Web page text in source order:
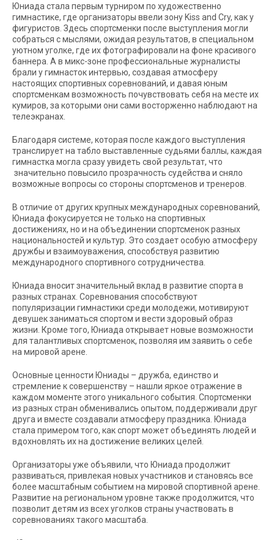
Юниада стала первым турниром по художественно
гимнастике, где организаторы ввели зону Kiss and Сry, как у
фигуристов. Здесь спортсменки после выступления могли
собраться с мыслями, ожидая результатов, в специальном
уютном уголке, где их фотографировали на фоне красивого
баннера. А в микс-зоне профессиональные журналисты
брали у гимнасток интервью, создавая атмосферу
настоящих спортивных соревнований, и давая юным
спортсменкам возможность почувствовать себя на месте их
кумиров, за которыми они сами восторженно наблюдают на
телеэкранах.
Благодаря системе, которая после каждого выступления
транслирует на табло выставленные судьями баллы, каждая
гимнастка могла сразу увидеть свой результат, что
значительно повысило прозрачность судейства и сняло
возможные вопросы со стороны спортсменов и тренеров.
В отличие от других крупных международных соревнований,
Юниада фокусируется не только на спортивных
достижениях, но и на объединении спортсменок разных
национальностей и культур. Это создает особую атмосферу
дружбы и взаимоуважения, способствуя развитию
международного спортивного сотрудничества.
Юниада вносит значительный вклад в развитие спорта в
разных странах. Соревнования способствуют
популяризации гимнастики среди молодежи, мотивируют
девушек заниматься спортом и вести здоровый образ
жизни. Кроме того, Юниада открывает новые возможности
для талантливых спортсменок, позволяя им заявить о себе
на мировой арене.
Основные ценности Юниады – дружба, единство и
стремление к совершенству – нашли яркое отражение в
каждом моменте этого уникального события. Спортсменки
из разных стран обменивались опытом, поддерживали друг
друга и вместе создавали атмосферу праздника. Юниада
стала примером того, как спорт может объединять людей и
вдохновлять их на достижение великих целей.
Организаторы уже объявили, что Юниада продолжит
развиваться, привлекая новых участников и становясь все
более масштабным событием на мировой спортивной арене.
Развитие на региональном уровне также продолжится, что
позволит детям из всех уголков страны участвовать в
соревнованиях такого масштаба.